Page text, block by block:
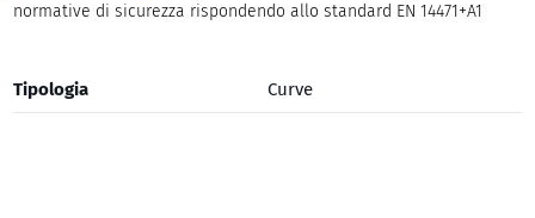
normative di sicurezza rispondendo allo standard EN 14471+A1
Tipologia Curve